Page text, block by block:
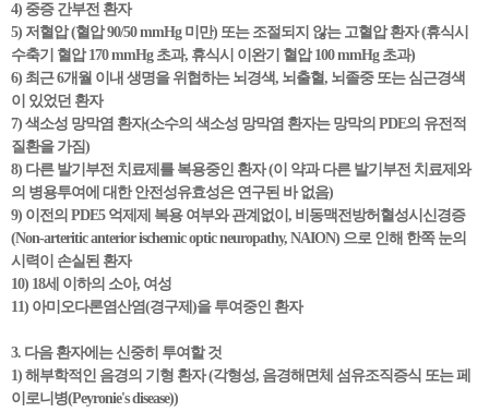
4) 중증 간부전 환자
5) 저혈압 (혈압 90/50 mmHg 미만) 또는 조절되지 않는 고혈압 환자 (휴식시
수축기 혈압 170 mmHg 초과, 휴식시 이완기 혈압 100 mmHg 초과)
6) 최근 6개월 이내 생명을 위협하는 뇌경색, 뇌출혈, 뇌졸중 또는 심근경색
이 있었던 환자
7) 색소성 망막염 환자(소수의 색소성 망막염 환자는 망막의 PDE의 유전적
질환을 가짐)
8) 다른 발기부전 치료제를 복용중인 환자 (이 약과 다른 발기부전 치료제와
의 병용투여에 대한 안전성유효성은 연구된 바 없음)
9) 이전의 PDE5 억제제 복용 여부와 관계없이, 비동맥전방허혈성시신경증
(Non-arteritic anterior ischemic optic neuropathy, NAION) 으로 인해 한쪽 눈의
시력이 손실된 환자
10) 18세 이하의 소아, 여성
11) 아미오다론염산염(경구제)을 투여중인 환자
3. 다음 환자에는 신중히 투여할 것
1) 해부학적인 음경의 기형 환자 (각형성, 음경해면체 섬유조직증식 또는 페
이로니병(Peyronie's disease))